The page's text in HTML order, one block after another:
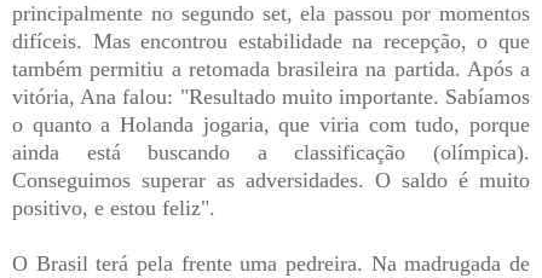
principalmente no segundo set, ela passou por momentos
difíceis. Mas encontrou estabilidade na recepção, o que
também permitiu a retomada brasileira na partida. Após a
vitória, Ana falou: "Resultado muito importante. Sabíamos
o quanto a Holanda jogaria, que viria com tudo, porque
ainda está buscando a classificação (olímpica).
Conseguimos superar as adversidades. O saldo é muito
positivo, e estou feliz".
O Brasil terá pela frente uma pedreira. Na madrugada de